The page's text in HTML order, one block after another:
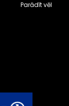
Parādīt vēl